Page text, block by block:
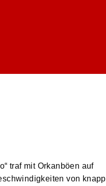
traf mit Orkanböen auf
von knapp